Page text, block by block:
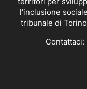
l'inclusione
tribunale di
Contattaci: